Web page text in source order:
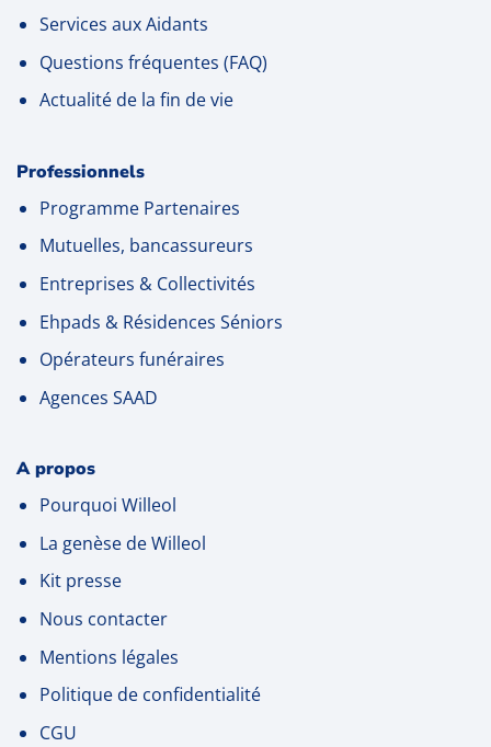
Services aux Aidants
Questions fréquentes (FAQ)
Actualité de la fin de vie
Professionnels
Programme Partenaires
Mutuelles, bancassureurs
Entreprises & Collectivités
Ehpads & Résidences Séniors
Opérateurs funéraires
Agences SAAD
A propos
Pourquoi Willeol
La genèse de Willeol
Kit presse
Nous contacter
Mentions légales
Politique de confidentialité
CGU